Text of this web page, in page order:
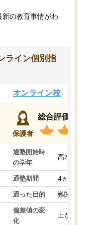
の教育事情がわ
ライン個別指
オンライン校
保護者
総合評価
通塾開始時
の学年
高2
通塾期間 4ヵ月～1
通った目的 難関私立
偏差値の変
化
上がった